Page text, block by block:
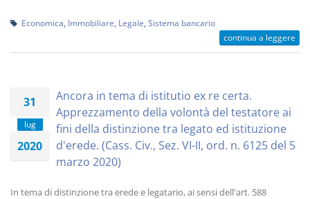
Economica Immobiliare Legale Sistema bancario
continua a leggere
31
lug
2020
Ancora in tema di istitutio ex re certa.
Apprezzamento della volontà del testatore ai
fini della distinzione tra legato ed istituzione
d'erede. (Cass. Civ., Sez. VI-II, ord. n. 6125 del 5
marzo 2020)
In tema di distinzione tra erede e legatario, ai sensi dell'art. 588